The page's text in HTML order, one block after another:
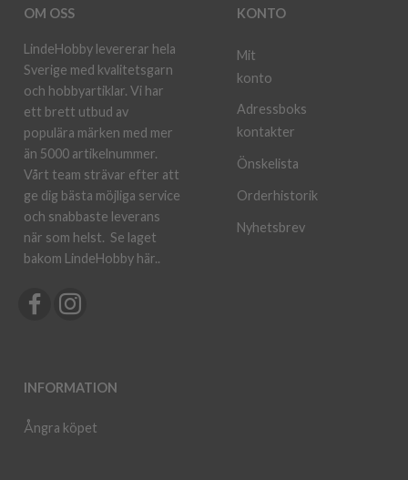
OM OSS
LindeHobby levererar hela
Sverige med kvalitetsgarn
och hobbyartiklar. Vi har
ett brett utbud av
populära märken med mer
än 5000 artikelnummer.
Vårt team strävar efter att
ge dig bästa möjliga service
och snabbaste leverans
när som helst. Se laget
bakom LindeHobby här..
INFORMATION
Ångra köpet
KONTO
Mit
konto
Adressboks
kontakter
Önskelista
Orderhistorik
Nyhetsbrev